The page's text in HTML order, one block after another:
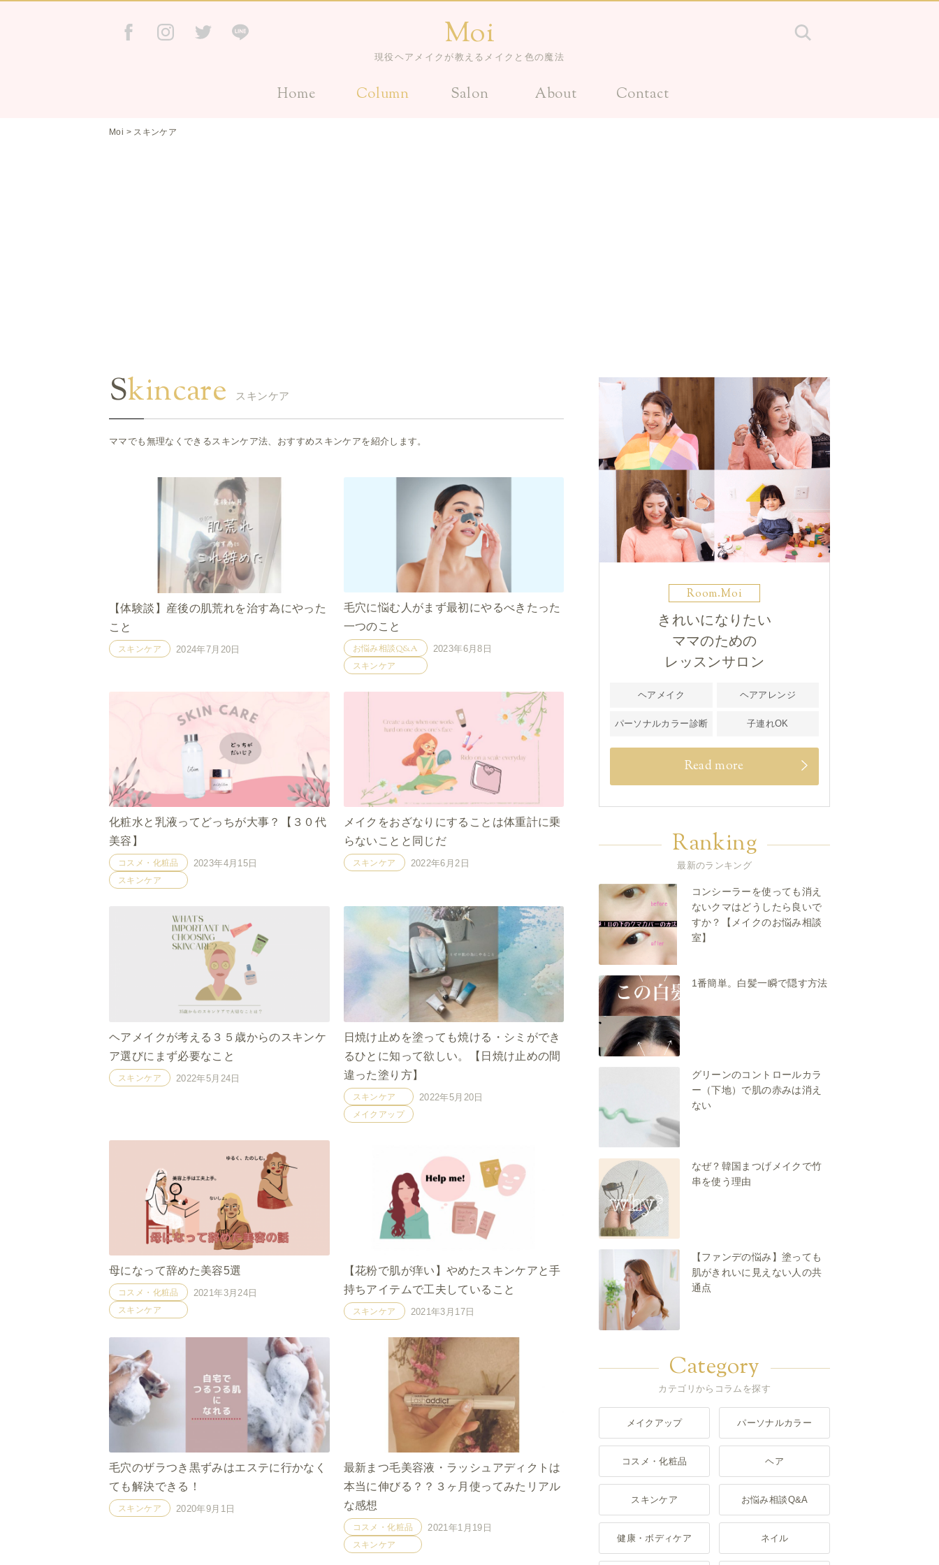
Moi
現役ヘアメイクが教えるメイクと色の魔法
Home Column Salon About Contact
Moi > スキンケア
Skincare スキンケア
ママでも無理なくできるスキンケア法、おすすめスキンケアを紹介します。
【体験談】産後の肌荒れを治す為にやった
こと
スキンケア 2024年7月20日
毛穴に悩む人がまず最初にやるべきたった
一つのこと
お悩み相談Q&A
スキンケア
2023年6月8日
化粧水と乳液ってどっちが大事？【３０代
美容】
コスメ・化粧品
スキンケア
2023年4月15日
メイクをおざなりにすることは体重計に乗
らないことと同じだ
スキンケア 2022年6月2日
ヘアメイクが考える３５歳からのスキンケ
ア選びにまず必要なこと
スキンケア 2022年5月24日
日焼け止めを塗っても焼ける・シミができ
るひとに知って欲しい。【日焼け止めの間
違った塗り方】
スキンケア
メイクアップ
2022年5月20日
母になって辞めた美容5選
コスメ・化粧品
スキンケア
2021年3月24日
【花粉で肌が痒い】やめたスキンケアと手
持ちアイテムで工夫していること
スキンケア 2021年3月17日
毛穴のザラつき黒ずみはエステに行かなく
ても解決できる！
スキンケア 2020年9月1日
最新まつ毛美容液・ラッシュアディクトは
本当に伸びる？？３ヶ月使ってみたリアル
な感想
コスメ・化粧品
スキンケア
2021年1月19日
Room.Moi
きれいになりたい
ママのための
レッスンサロン
ヘアメイク ヘアアレンジ
パーソナルカラー診断 子連れOK
Read more
Ranking
最新のランキング
コンシーラーを使っても消え
ないクマはどうしたら良いで
すか？【メイクのお悩み相談
室】
1番簡単。白髪一瞬で隠す方法
グリーンのコントロールカラ
ー（下地）で肌の赤みは消え
ない
なぜ？韓国まつげメイクで竹
串を使う理由
【ファンデの悩み】塗っても
肌がきれいに見えない人の共
通点
Category
カテゴリからコラムを探す
メイクアップ パーソナルカラー
コスメ・化粧品 ヘア
スキンケア お悩み相談Q&A
健康・ボディケア ネイル